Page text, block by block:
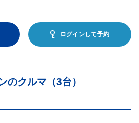
ログインして予約
のクルマ（3台）